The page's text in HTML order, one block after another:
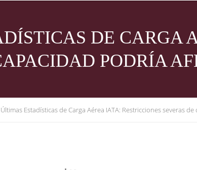
DE CARGA
PODRÍA
Últimas Estadísticas de Carga Aérea IATA: Restricciones severas